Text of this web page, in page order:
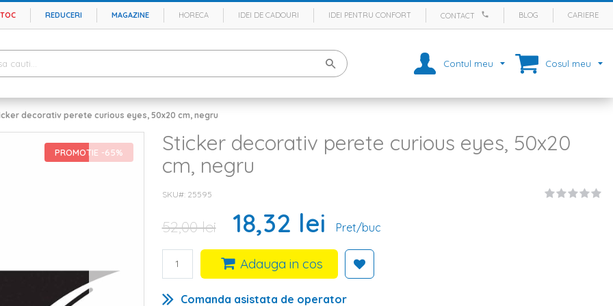
REDUCERI MAGAZINE HORECA IDEI DE CADOURI IDEI PENTRU CONFORT CONTACT BLOG CARIERE
Contul meu Cosul meu
decorativ perete curious eyes, 50x20 cm, negru
PROMOTIE -65%
Sticker decorativ perete curious eyes, 50x20
cm, negru
SKU# 25595
52,00 lei 18,32 lei Pret/buc
Adauga in cos
Comanda asistata de operator